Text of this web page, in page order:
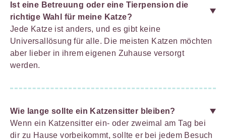
Ist eine Betreuung oder eine Tierpension die
richtige Wahl für meine Katze?
Jede Katze ist anders, und es gibt keine
Universallösung für alle. Die meisten Katzen möchten
aber lieber in ihrem eigenen Zuhause versorgt
werden.
Wie lange sollte ein Katzensitter bleiben?
Wenn ein Katzensitter ein- oder zweimal am Tag bei
dir zu Hause vorbeikommt, sollte er bei jedem Besuch